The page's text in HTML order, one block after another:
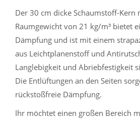
Der 30 cm dicke Schaumstoff-Kern
Raumgewicht von 21 kg/m³ bietet
Dämpfung und ist mit einem
aus Leichtplanenstoff und
Langlebigkeit und Abriebfestigkeit
Die Entlüftungen an den Seiten
rückstoßfreie Dämpfung.
Ihr möchtet einen großen Bereich